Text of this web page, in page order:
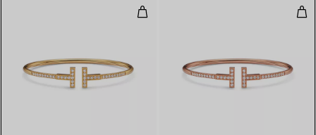
Wire Armreif mit Pavé-